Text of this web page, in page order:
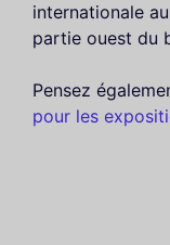
internationale
partie ouest du
Pensez
pour les